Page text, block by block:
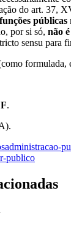
do art. 37,
públicas
por si só, não
sensu para
formulada,
.
administracao-
publico